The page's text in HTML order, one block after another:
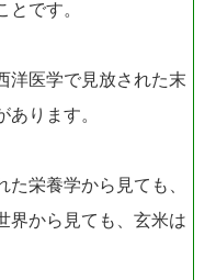
です。
洋医学で見放された末
ります。
栄養学から見ても、
界から見ても、玄米は